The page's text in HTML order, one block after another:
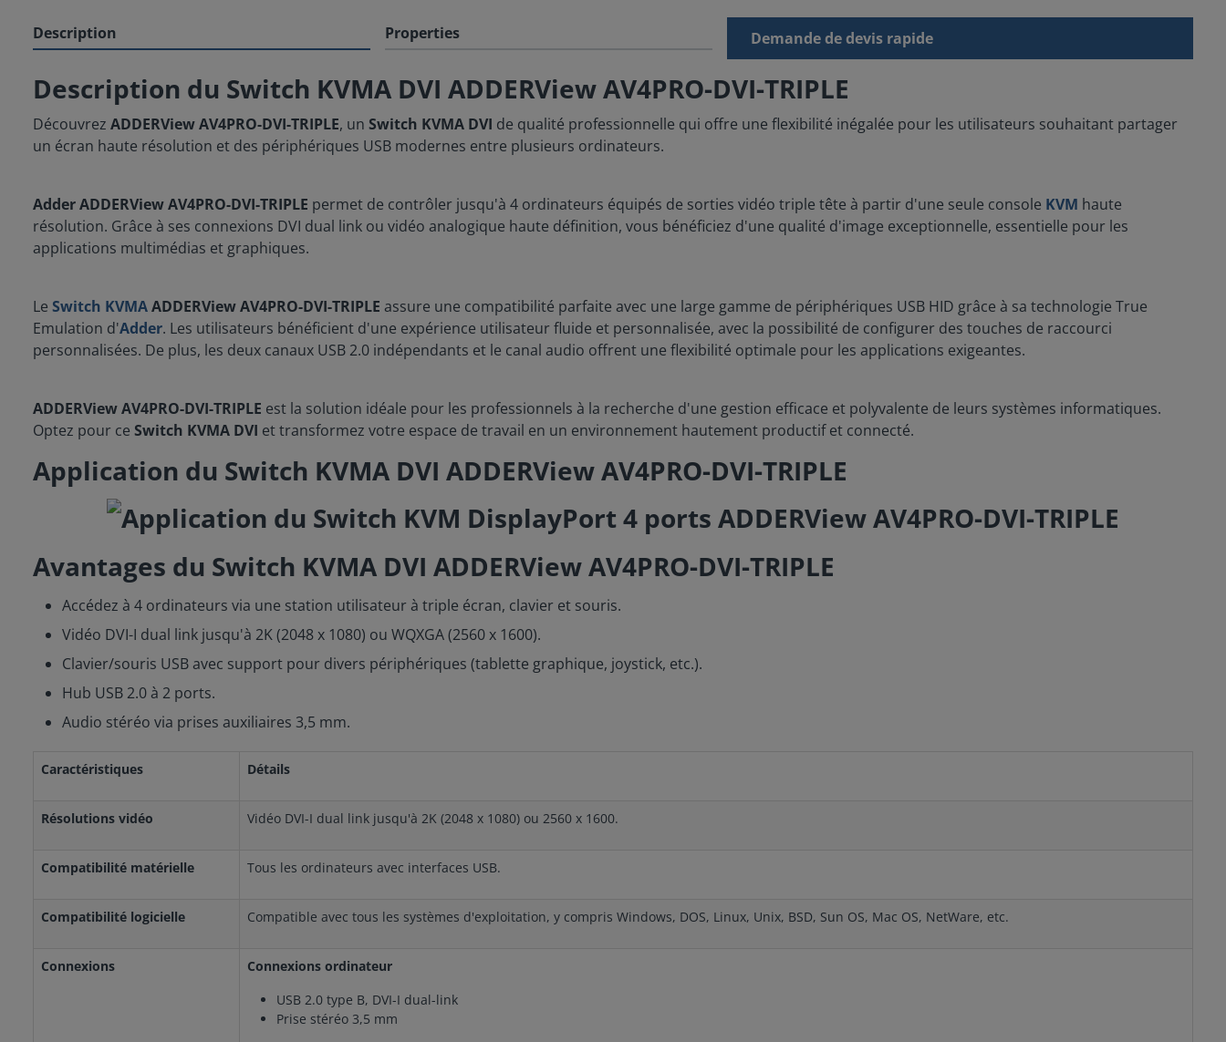
Description Properties Demande de devis rapide
Description du Switch KVMA DVI ADDERView AV4PRO-DVI-TRIPLE
Découvrez ADDERView AV4PRO-DVI-TRIPLE, un Switch KVMA DVI de qualité professionnelle qui offre une flexibilité inégalée pour les utilisateurs souhaitant partager
un écran haute résolution et des périphériques USB modernes entre plusieurs ordinateurs.
Adder ADDERView AV4PRO-DVI-TRIPLE permet de contrôler jusqu'à 4 ordinateurs équipés de sorties vidéo triple tête à partir d'une seule console KVM haute
résolution. Grâce à ses connexions DVI dual link ou vidéo analogique haute définition, vous bénéficiez d'une qualité d'image exceptionnelle, essentielle pour les
applications multimédias et graphiques.
Le Switch KVMAADDERView AV4PRO-DVI-TRIPLE assure une compatibilité parfaite avec une large gamme de périphériques USB HID grâce à sa technologie True
Emulation d'Adder. Les utilisateurs bénéficient d'une expérience utilisateur fluide et personnalisée, avec la possibilité de configurer des touches de raccourci
personnalisées. De plus, les deux canaux USB 2.0 indépendants et le canal audio offrent une flexibilité optimale pour les applications exigeantes.
ADDERView AV4PRO-DVI-TRIPLE est la solution idéale pour les professionnels à la recherche d'une gestion efficace et polyvalente de leurs systèmes informatiques.
Optez pour ce Switch KVMA DVI et transformez votre espace de travail en un environnement hautement productif et connecté.
Application du Switch KVMA DVI ADDERView AV4PRO-DVI-TRIPLE
Avantages du Switch KVMA DVI ADDERView AV4PRO-DVI-TRIPLE
Accédez à 4 ordinateurs via une station utilisateur à triple écran, clavier et souris.
Vidéo DVI-I dual link jusqu'à 2K (2048 x 1080) ou WQXGA (2560 x 1600).
Clavier/souris USB avec support pour divers périphériques (tablette graphique, joystick, etc.).
Hub USB 2.0 à 2 ports.
Audio stéréo via prises auxiliaires 3,5 mm.
Caractéristiques Détails
Résolutions vidéo Vidéo DVI-I dual link jusqu'à 2K (2048 x 1080) ou 2560 x 1600.
Compatibilité matérielle Tous les ordinateurs avec interfaces USB.
Compatibilité logicielle Compatible avec tous les systèmes d'exploitation, y compris Windows, DOS, Linux, Unix, BSD, Sun OS, Mac OS, NetWare, etc.
Connexions
Connexions ordinateur
USB 2.0 type B, DVI-I dual-link
Prise stéréo 3,5 mm